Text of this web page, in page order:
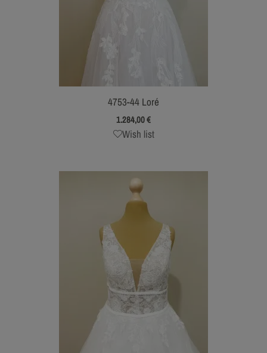
4753-44 Loré
1.284,00€
Wish list